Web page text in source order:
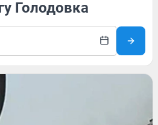
Голодовка